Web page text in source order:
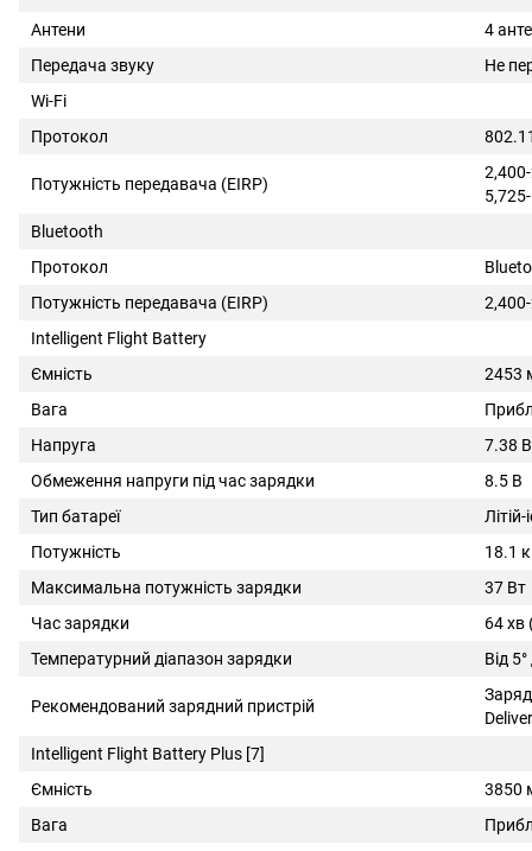
Антени
4
Передача звуку
Не
Wi-Fi
Протокол
Потужність передавача (EIRP)
Bluetooth
Протокол
Потужність передавача (EIRP)
Intelligent Flight Battery
Ємність
2453
Вага
Напруга
7.38 В
Обмеження напруги під час зарядки
8.5 В
Тип батареї
Потужність
18.1
Максимальна потужність зарядки
37 Вт
Час зарядки
64 хв
Температурний діапазон зарядки
Від
Рекомендований зарядний пристрій
Intelligent Flight Battery Plus [7]
Ємність
3850
Вага